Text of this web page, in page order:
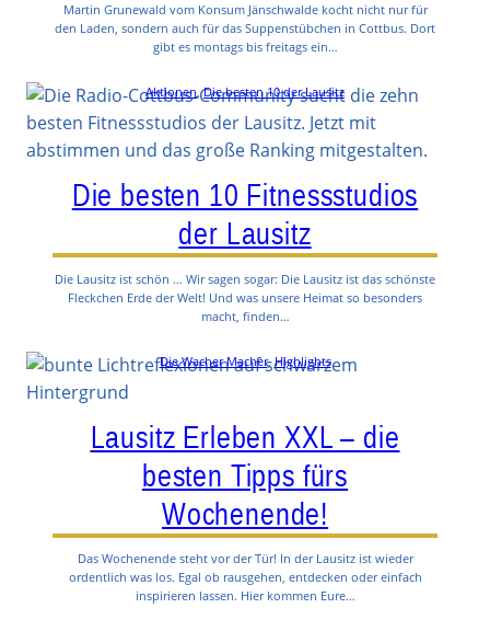
Martin Grunewald vom Konsum Jänschwalde kocht nicht nur für
den Laden, sondern auch für das Suppenstübchen in Cottbus. Dort
gibt es montags bis freitags ein…
Aktionen, Die besten 10 der Lausitz
Die besten 10 Fitnessstudios
der Lausitz
Die Lausitz ist schön … Wir sagen sogar: Die Lausitz ist das schönste
Fleckchen Erde der Welt! Und was unsere Heimat so besonders
macht, finden…
Die Wacher Macher, Highlights
Lausitz Erleben XXL – die
besten Tipps fürs
Wochenende!
Das Wochenende steht vor der Tür! In der Lausitz ist wieder
ordentlich was los. Egal ob rausgehen, entdecken oder einfach
inspirieren lassen. Hier kommen Eure…